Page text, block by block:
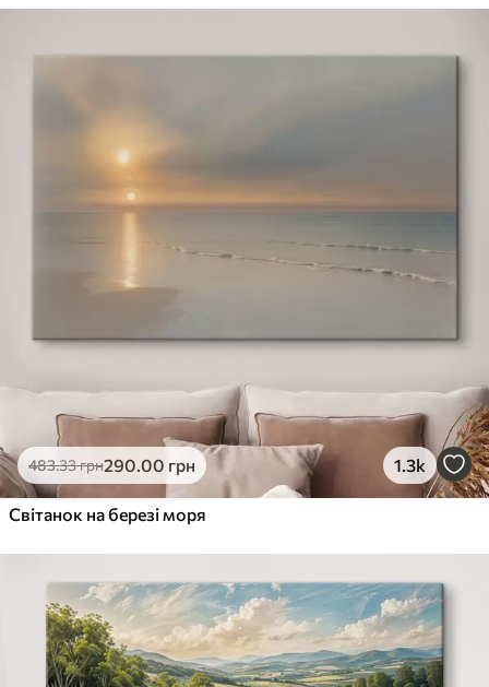
483.33грн290.00 грн 1.3k
Світанок на березі моря